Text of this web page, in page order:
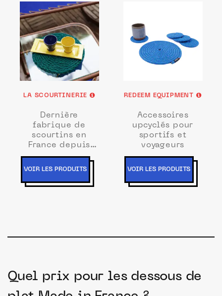
LA SCOURTINERIE
Dernière
fabrique de
scourtins en
France depuis
1882
VOIR LES PRODUITS
REDEEM EQUIPMENT
Accessoires
upcyclés pour
sportifs et
voyageurs
VOIR LES PRODUITS
Quel prix pour les dessous de